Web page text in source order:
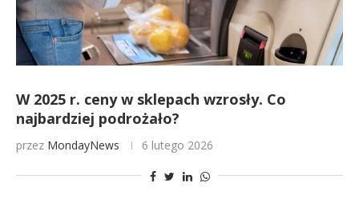
W 2025 r. ceny w sklepach wzrosły. Co
najbardziej podrożało?
przez MondayNews 6 lutego 2026